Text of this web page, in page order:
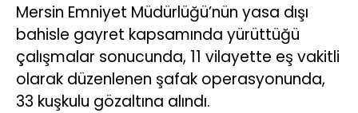
Mersin Emniyet Müdürlüğü’nün yasa dışı
bahisle gayret kapsamında yürüttüğü
çalışmalar sonucunda, 11 vilayette eş vakitli
olarak düzenlenen şafak operasyonunda,
33 kuşkulu gözaltına alındı.